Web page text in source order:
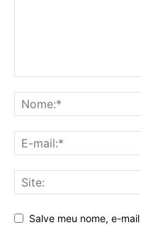
Salve meu nome, e-